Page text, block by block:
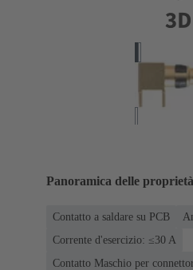
Panoramica delle proprietà
Contatto a saldare su PCB
Corrente d'esercizio: ≤30 A
Contatto Maschio per